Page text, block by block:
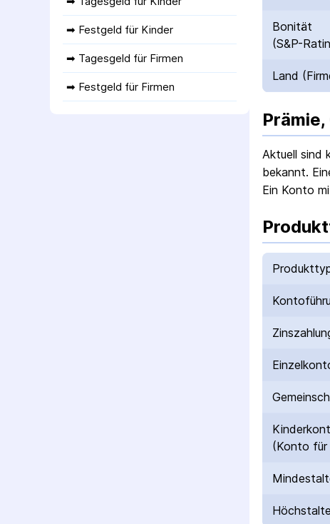
➡ Festgeld für Kinder
➡ Tagesgeld für Firmen
➡ Festgeld für Firmen
Bonität
(S&P-
Land
Aktuell sind
bekannt.
Ein Konto
(Konto für